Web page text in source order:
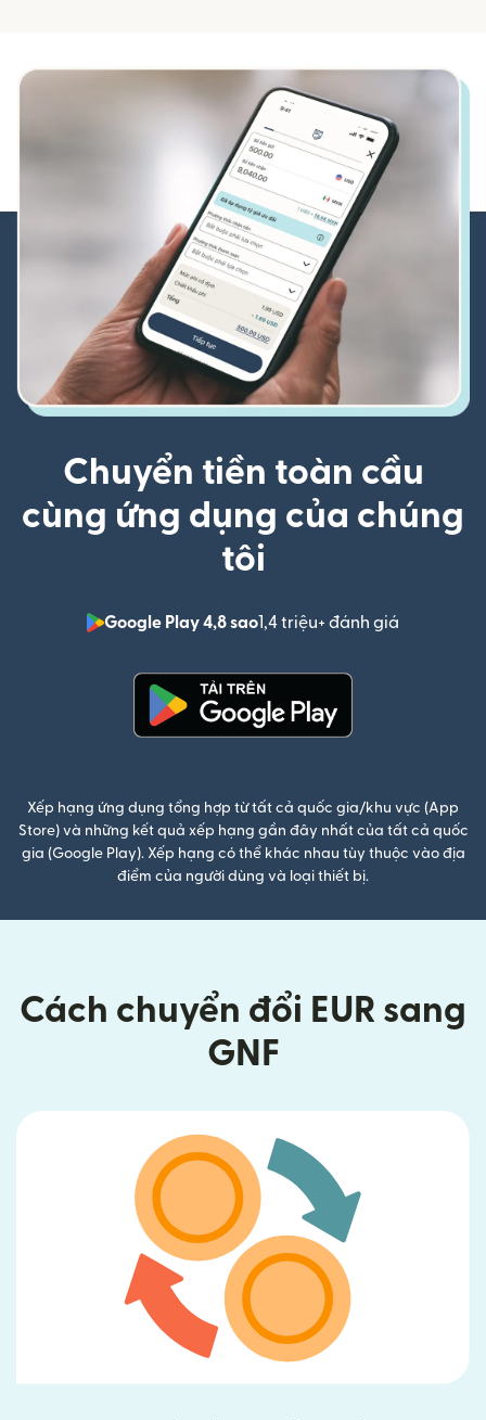
Chuyển tiền toàn cầu
cùng ứng dụng của chúng
tôi
Google Play 4,8 sao1,4 triệu+ đánh giá
Xếp hạng ứng dụng tổng hợp từ tất cả quốc gia/khu vực (App
Store) và những kết quả xếp hạng gần đây nhất của tất cả quốc
gia (Google Play). Xếp hạng có thể khác nhau tùy thuộc vào địa
điểm của người dùng và loại thiết bị.
Cách chuyển đổi EUR sang
GNF